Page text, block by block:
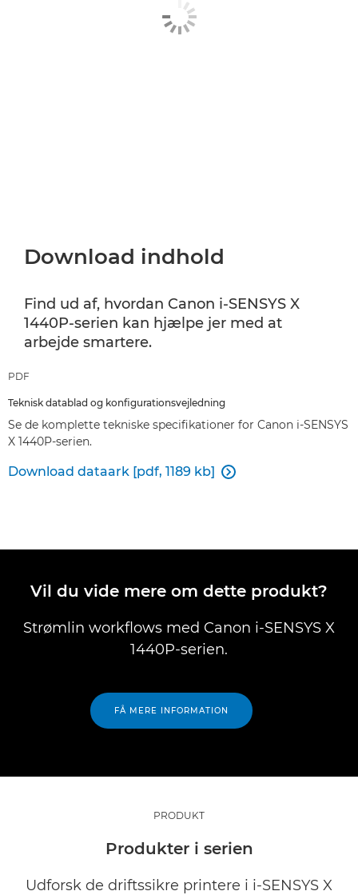
Download indhold
Find ud af, hvordan Canon i-SENSYS X
1440P-serien kan hjælpe jer med at
arbejde smartere.
PDF
Teknisk datablad og konfigurationsvejledning
Se de komplette tekniske specifikationer for Canon i-SENSYS
X 1440P-serien.
Download dataark [pdf, 1189 kb] 
Vil du vide mere om dette produkt?
Strømlin workflows med Canon i-SENSYS X
1440P-serien.
FÅ MERE INFORMATION
PRODUKT
Produkter i serien
Udforsk de driftssikre printere i i-SENSYS X